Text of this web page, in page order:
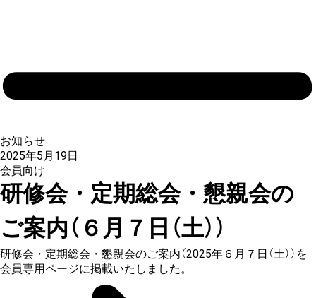
お知らせ
2025年5月19日
会員向け
研修会・定期総会・懇親会の
ご案内（６月７日（土））
研修会・定期総会・懇親会のご案内（2025年６月７日（土））を
会員専用ページに掲載いたしました。